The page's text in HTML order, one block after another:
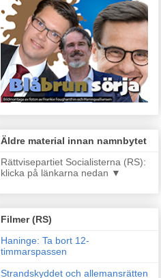
Äldre material innan namnbytet
Rättvisepartiet Socialisterna (RS):
klicka på länkarna nedan ▼
Filmer (RS)
Haninge: Ta bort 12-
timmarspassen
Strandskyddet och allemansrätten